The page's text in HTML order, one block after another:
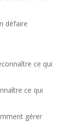
défaire
ce qui
ce qui
gérer